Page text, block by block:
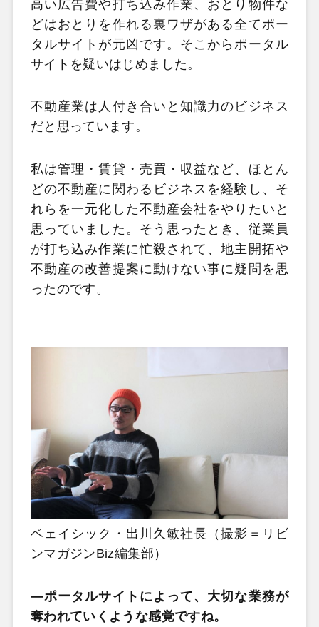
高い広告費や打ち込み作業、おとり物件な
どはおとりを作れる裏ワザがある全てポー
タルサイトが元凶です。そこからポータル
サイトを疑いはじめました。
不動産業は人付き合いと知識力のビジネス
だと思っています。
私は管理・賃貸・売買・収益など、ほとん
どの不動産に関わるビジネスを経験し、そ
れらを一元化した不動産会社をやりたいと
思っていました。そう思ったとき、従業員
が打ち込み作業に忙殺されて、地主開拓や
不動産の改善提案に動けない事に疑問を思
ったのです。
ベェイシック・出川久敏社長（撮影＝リビ
ンマガジンBiz編集部）
―ポータルサイトによって、大切な業務が
奪われていくような感覚ですね。